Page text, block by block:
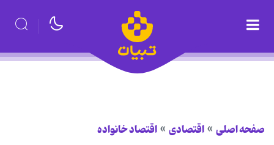
صفحه اصلی اقتصادی اقتصاد خانواده